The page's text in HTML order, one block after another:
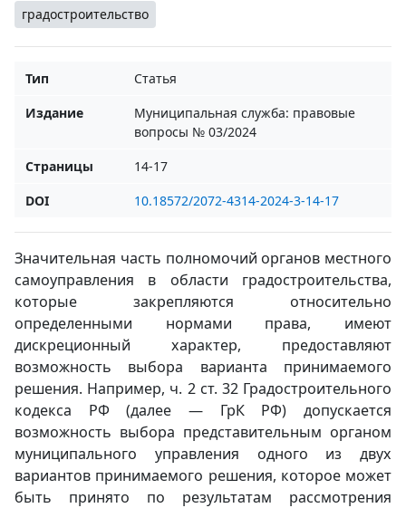
градостроительство
Тип
Статья
Издание
Муниципальная служба: правовые
вопросы № 03/2024
Страницы
14-17
DOI
10.18572/2072-4314-2024-3-14-17
Значительная часть полномочий органов местного
самоуправления в области градостроительства,
которые закрепляются относительно
определенными нормами права, имеют
дискреционный характер, предоставляют
возможность выбора варианта принимаемого
решения. Например, ч. 2 ст. 32 Градостроительного
кодекса РФ (далее — ГрК РФ) допускается
возможность выбора представительным органом
муниципального управления одного из двух
вариантов принимаемого решения, которое может
быть принято по результатам рассмотрения